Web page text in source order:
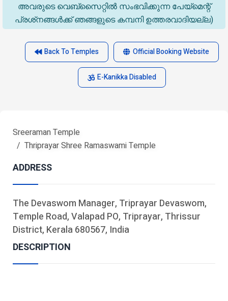
അവരുടെ വെബ്‌സൈറ്റിൽ സംഭവിക്കുന്ന പേയ്‌മെന്റ്
പ്രശ്‌നങ്ങൾക്ക് ഞങ്ങളുടെ കമ്പനി ഉത്തരവാദിയല്ല)
Back To Temples Official Booking Website
E-Kanikka Disabled
Sreeraman Temple
Thriprayar Shree Ramaswami Temple
ADDRESS
The Devaswom Manager, Triprayar Devaswom,
Temple Road, Valapad PO, Triprayar, Thrissur
District, Kerala 680567, India
DESCRIPTION